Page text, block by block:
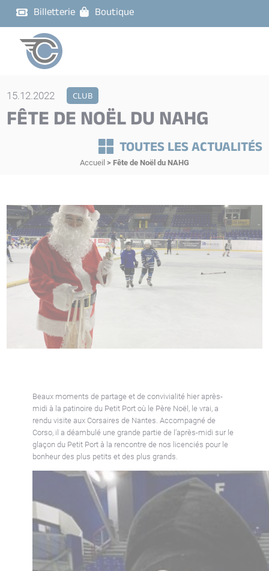
Billetterie Boutique
15.12.2022 CLUB
FÊTE DE NOËL DU NAHG
TOUTES LES ACTUALITÉS
Accueil > Fête de Noël du NAHG
Beaux moments de partage et de convivialité hier après-
midi à la patinoire du Petit Port où le Père Noël, le vrai, a
rendu visite aux Corsaires de Nantes. Accompagné de
Corso, il a déambulé une grande partie de l’après-midi sur le
glaçon du Petit Port à la rencontre de nos licenciés pour le
bonheur des plus petits et des plus grands.